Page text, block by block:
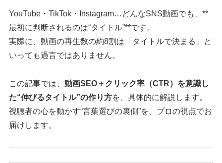
YouTube・TikTok・Instagram…どんなSNS動画でも、**
最初に判断されるのは“タイトル”**です。
実際に、動画の再生数の約8割は「タイトルで決まる」と
いっても過言ではありません。
この記事では、動画SEO＋クリック率（CTR）を意識し
た“伸びるタイトル”の作り方を、具体的に解説します。
視聴者の心を動かす“言葉選びの裏側”を、プロの視点でお
届けします。